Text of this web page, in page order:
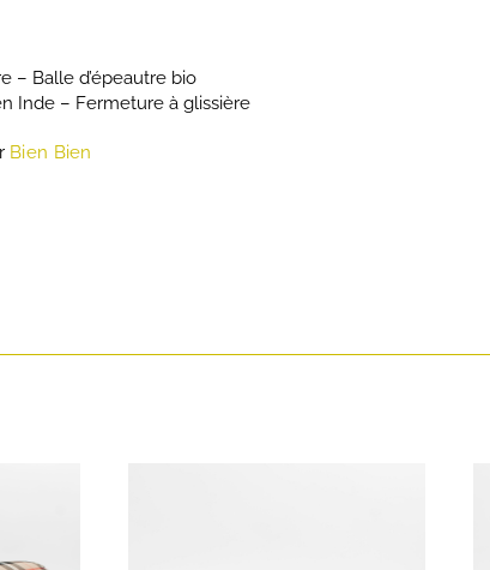
– Balle d’épeautre bio
Inde – Fermeture à glissière
Bien Bien